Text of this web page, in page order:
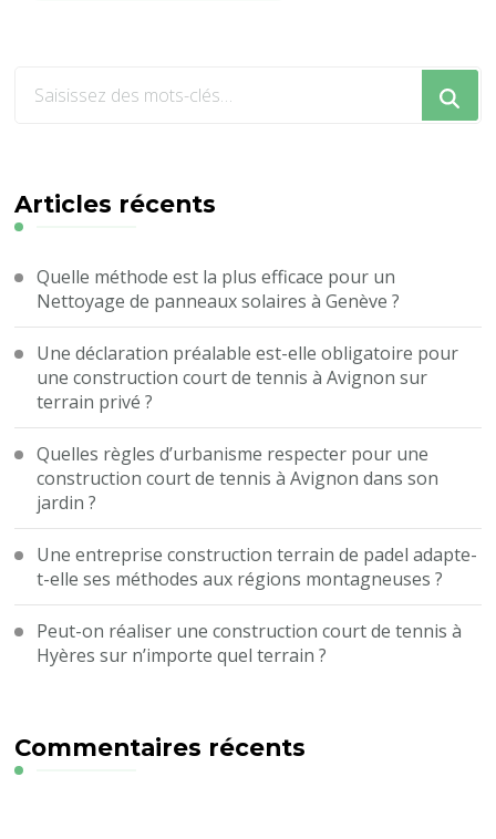
?
Articles récents
Quelle méthode est la plus efficace pour un
Nettoyage de panneaux solaires à Genève ?
Une déclaration préalable est-elle obligatoire pour
une construction court de tennis à Avignon sur
terrain privé ?
Quelles règles d’urbanisme respecter pour une
construction court de tennis à Avignon dans son
jardin ?
Une entreprise construction terrain de padel adapte-
t-elle ses méthodes aux régions montagneuses ?
Peut-on réaliser une construction court de tennis à
Hyères sur n’importe quel terrain ?
Commentaires récents